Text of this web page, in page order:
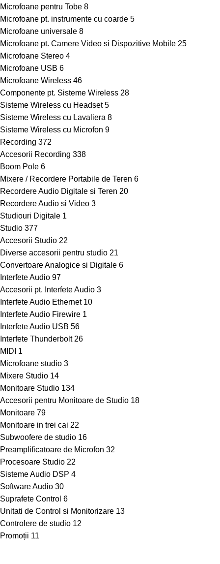
Microfoane pentru Tobe 8
Microfoane pt. instrumente cu coarde 5
Microfoane universale 8
Microfoane pt. Camere Video si Dispozitive Mobile 25
Microfoane Stereo 4
Microfoane USB 6
Microfoane Wireless 46
Componente pt. Sisteme Wireless 28
Sisteme Wireless cu Headset 5
Sisteme Wireless cu Lavaliera 8
Sisteme Wireless cu Microfon 9
Recording 372
Accesorii Recording 338
Boom Pole 6
Mixere / Recordere Portabile de Teren 6
Recordere Audio Digitale si Teren 20
Recordere Audio si Video 3
Studiouri Digitale 1
Studio 377
Accesorii Studio 22
Diverse accesorii pentru studio 21
Convertoare Analogice si Digitale 6
Interfete Audio 97
Accesorii pt. Interfete Audio 3
Interfete Audio Ethernet 10
Interfete Audio Firewire 1
Interfete Audio USB 56
Interfete Thunderbolt 26
MIDI 1
Microfoane studio 3
Mixere Studio 14
Monitoare Studio 134
Accesorii pentru Monitoare de Studio 18
Monitoare 79
Monitoare in trei cai 22
Subwoofere de studio 16
Preamplificatoare de Microfon 32
Procesoare Studio 22
Sisteme Audio DSP 4
Software Audio 30
Suprafete Control 6
Unitati de Control si Monitorizare 13
Controlere de studio 12
Promoții 11